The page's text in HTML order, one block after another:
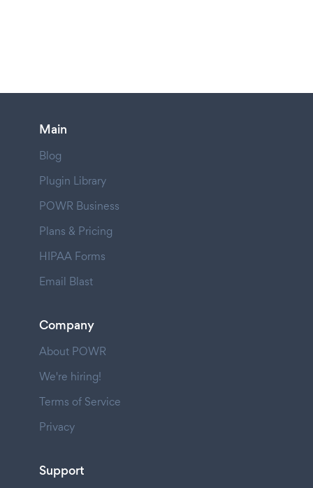
Main
Blog
Plugin Library
POWR Business
Plans & Pricing
HIPAA Forms
Email Blast
Company
About POWR
We're hiring!
Terms of Service
Privacy
Support